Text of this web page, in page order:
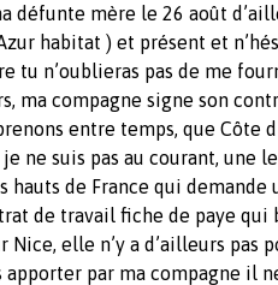
défunte mère le 26 août
habitat ) et présent et
tu n’oublieras pas de me
ma compagne signe son
entre temps, que Côte
ne suis pas au courant, une
hauts de France qui demande
de travail fiche de paye
Nice, elle n’y a d’ailleurs pas
apporter par ma compagne il